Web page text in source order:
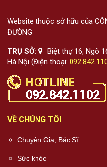
Website thuộc sở hữu của
ĐƯỜNG
TRỤ SỞ:
Biệt thự 16, Ngõ
Hà Nội (Điện thoại:
VỀ CHÚNG TÔI
Chuyên Gia, Bác Sĩ
Sức khỏe